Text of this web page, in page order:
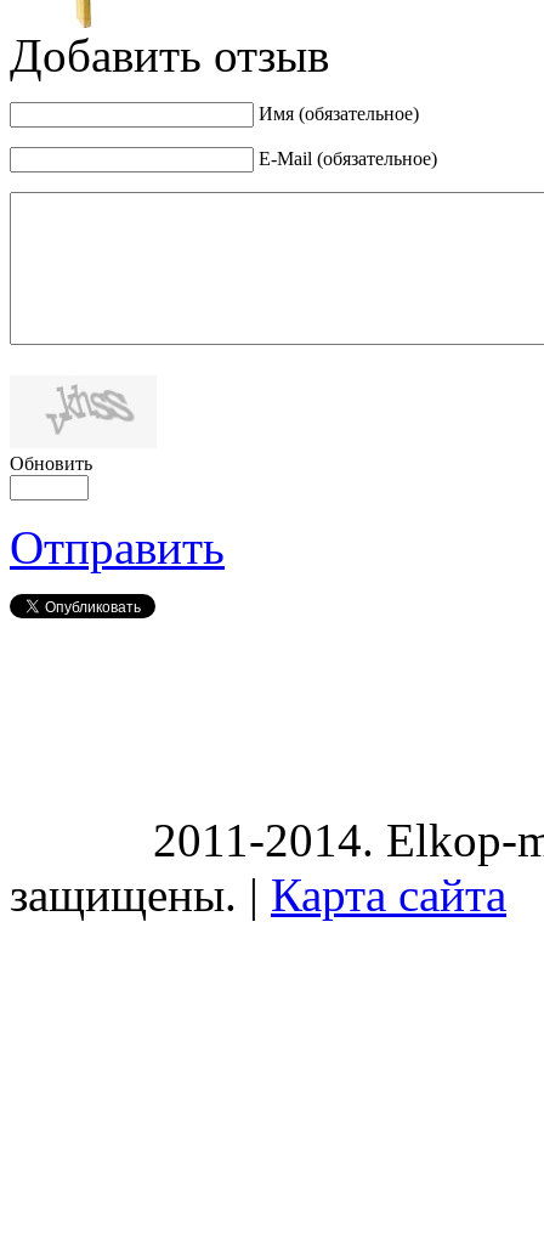
Добавить отзыв
Имя (обязательное)
E-Mail (обязательное)
Обновить
Отправить
2011-2014. Elkop-
защищены. | Карта сайта